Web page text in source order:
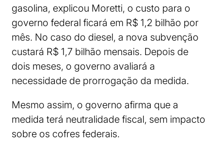
gasolina, explicou Moretti, o custo para o
governo federal ficará em R$ 1,2 bilhão por
mês. No caso do diesel, a nova subvenção
custará R$ 1,7 bilhão mensais. Depois de
dois meses, o governo avaliará a
necessidade de prorrogação da medida.
Mesmo assim, o governo afirma que a
medida terá neutralidade fiscal, sem impacto
sobre os cofres federais.